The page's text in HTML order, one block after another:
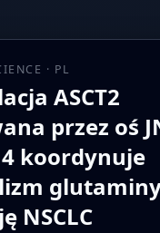
· PL
ASCT2
przez oś
koordynuje
NSCLC